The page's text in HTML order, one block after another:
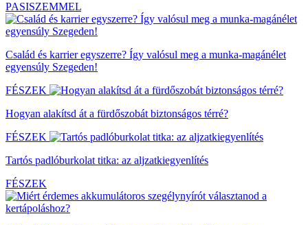
PASISZEMMEL
Család és karrier egyszerre? Így valósul meg a munka-magánélet
egyensúly Szegeden!
FÉSZEK
Hogyan alakítsd át a fürdőszobát biztonságos térré?
FÉSZEK
Tartós padlóburkolat titka: az aljzatkiegyenlítés
FÉSZEK